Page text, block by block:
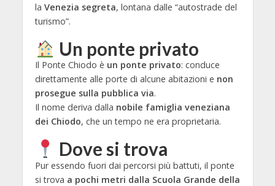
la Venezia segreta, lontana dalle “autostrade del
turismo”.
Un ponte privato
Il Ponte Chiodo è un ponte privato: conduce
direttamente alle porte di alcune abitazioni e non
prosegue sulla pubblica via.
Il nome deriva dalla nobile famiglia veneziana
dei Chiodo, che un tempo ne era proprietaria.
Dove si trova
Pur essendo fuori dai percorsi più battuti, il ponte
si trova a pochi metri dalla Scuola Grande della